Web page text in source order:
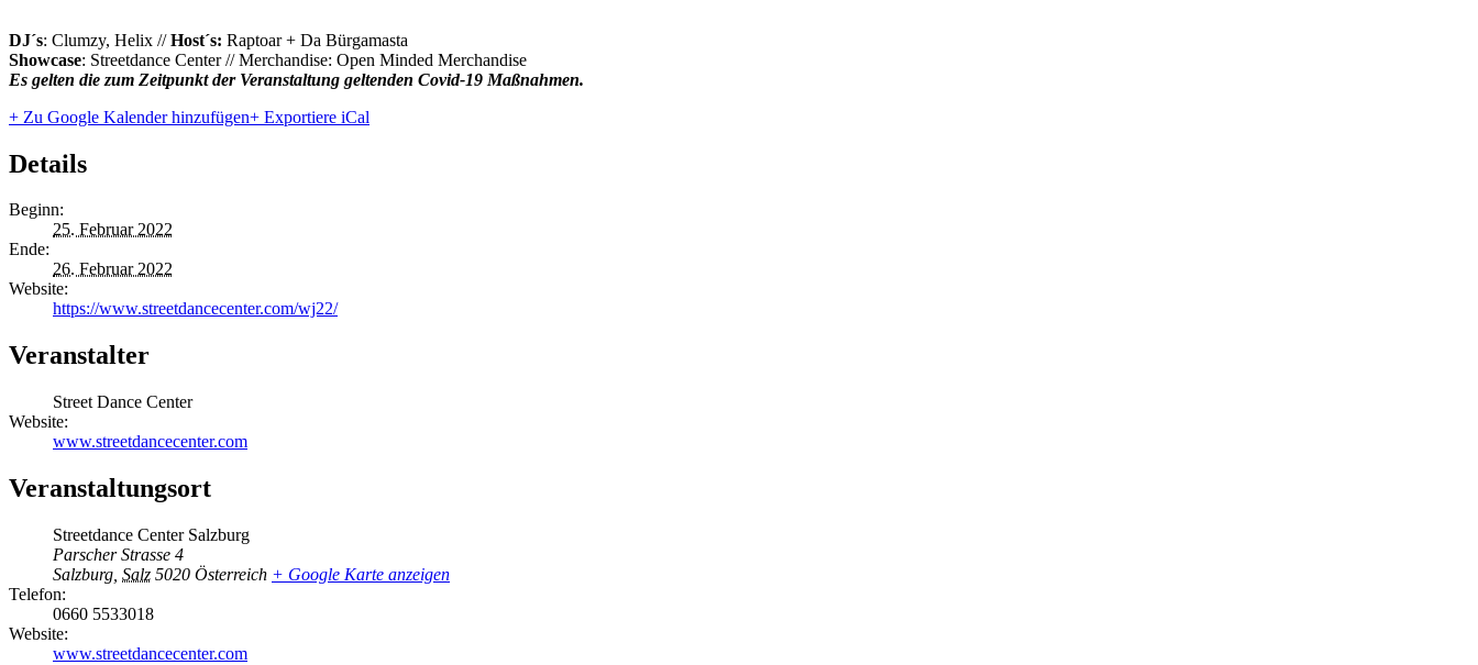
DJ´s: Clumzy, Helix //Host´s: Raptoar + Da Bürgamasta
Showcase: Streetdance Center // Merchandise: Open Minded Merchandise
Es gelten die zum Zeitpunkt der Veranstaltung geltenden Covid-19 Maßnahmen.
+ Zu Google Kalender hinzufügen+ Exportiere iCal
Details
Beginn:
25. Februar 2022
Ende:
26. Februar 2022
Website:
https://www.streetdancecenter.com/wj22/
Veranstalter
Street Dance Center
Website:
www.streetdancecenter.com
Veranstaltungsort
Streetdance Center Salzburg
Parscher Strasse 4
Salzburg Salz 5020 Österreich + Google Karte anzeigen
Telefon:
0660 5533018
Website:
www.streetdancecenter.com